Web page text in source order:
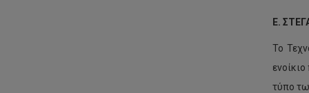
Ε.
Το
τύπο